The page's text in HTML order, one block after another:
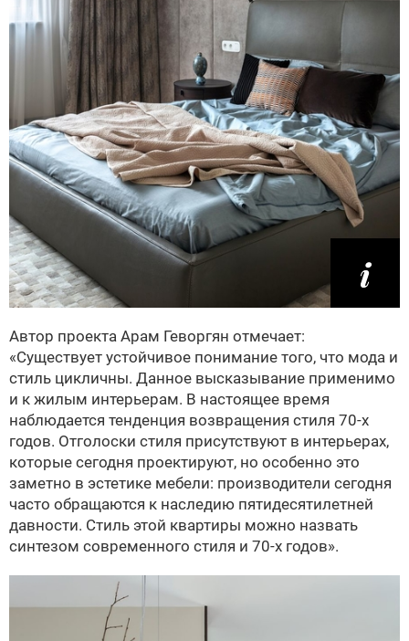
Автор проекта Арам Геворгян отмечает:
«Существует устойчивое понимание того, что мода и
стиль цикличны. Данное высказывание применимо
и к жилым интерьерам. В настоящее время
наблюдается тенденция возвращения стиля 70-х
годов. Отголоски стиля присутствуют в интерьерах,
которые сегодня проектируют, но особенно это
заметно в эстетике мебели: производители сегодня
часто обращаются к наследию пятидесятилетней
давности. Стиль этой квартиры можно назвать
синтезом современного стиля и 70-х годов».